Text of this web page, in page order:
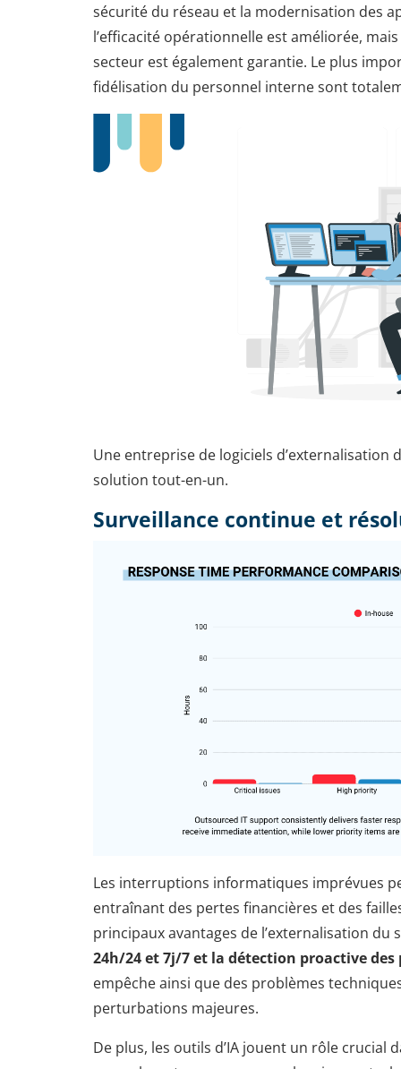
sécurité du réseau et la modernisation des
l’efficacité opérationnelle est améliorée,
secteur est également garantie. Le plus
fidélisation du personnel interne sont
Une entreprise de logiciels
solution tout-en-un.
Surveillance continue et
Les interruptions informatiques imprévues
entraînant des pertes financières et des
principaux avantages de l’externalisation
24h/24 et 7j/7 et la détection proactive des
empêche ainsi que des problèmes
perturbations majeures.
De plus, les outils d’IA jouent un rôle crucial